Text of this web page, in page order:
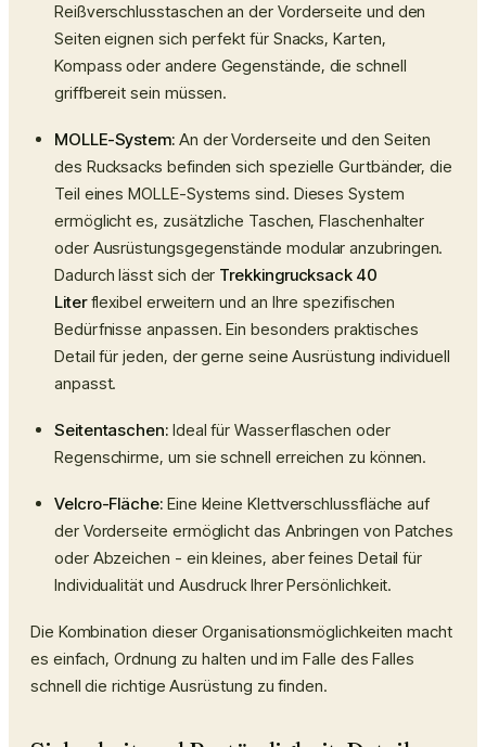
Reißverschlusstaschen an der Vorderseite und den
Seiten eignen sich perfekt für Snacks, Karten,
Kompass oder andere Gegenstände, die schnell
griffbereit sein müssen.
MOLLE-System: An der Vorderseite und den Seiten
des Rucksacks befinden sich spezielle Gurtbänder, die
Teil eines MOLLE-Systems sind. Dieses System
ermöglicht es, zusätzliche Taschen, Flaschenhalter
oder Ausrüstungsgegenstände modular anzubringen.
Dadurch lässt sich der Trekkingrucksack 40
Literflexibel erweitern und an Ihre spezifischen
Bedürfnisse anpassen. Ein besonders praktisches
Detail für jeden, der gerne seine Ausrüstung individuell
anpasst.
Seitentaschen:Ideal für Wasserflaschen oder
Regenschirme, um sie schnell erreichen zu können.
Velcro-Fläche:Eine kleine Klettverschlussfläche auf
der Vorderseite ermöglicht das Anbringen von Patches
oder Abzeichen - ein kleines, aber feines Detail für
Individualität und Ausdruck Ihrer Persönlichkeit.
Die Kombination dieser Organisationsmöglichkeiten macht
es einfach, Ordnung zu halten und im Falle des Falles
schnell die richtige Ausrüstung zu finden.